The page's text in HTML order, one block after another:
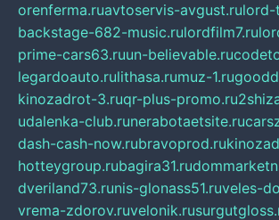
orenferma.ruavtoservis-avgust.rulord-
backstage-682-music.rulordfilm7.ru
prime-cars63.ruun-believable.ru
legardoauto.rulithasa.rumuz-1.ru
kinozadrot-3.ruqr-plus-promo.ru
udalenka-club.runerabotaetsite.ru
dash-cash-now.rubravoprod.ru
hotteygroup.rubagira31.ru
dveriland73.runis-glonass51.ruveles-
vrema-zdorov.ruvelonik.ru